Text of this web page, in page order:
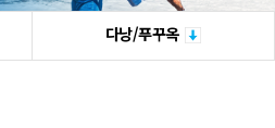
다낭/푸꾸옥